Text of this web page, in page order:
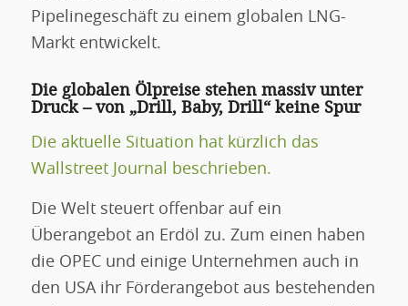
Pipelinegeschäft zu einem globalen LNG-
Markt entwickelt.
Die globalen Ölpreise stehen massiv unter
Druck – von „Drill, Baby, Drill“ keine Spur
Die aktuelle Situation hat kürzlich das
Wallstreet Journal beschrieben.
Die Welt steuert offenbar auf ein
Überangebot an Erdöl zu. Zum einen haben
die OPEC und einige Unternehmen auch in
den USA ihr Förderangebot aus bestehenden